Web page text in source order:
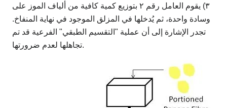
٣) يقوم العامل رقم ٢ بتوزيع كمية كافية من ألياف الموز على
وسادة واحدة، ثم يُدخلها في المزلق الموجود في نهاية المنفاخ.
تجدر الإشارة إلى أن عملية "التقسيم الطبقي" الفرعية قد تم
تجاهلها لعدم ضرورتها.